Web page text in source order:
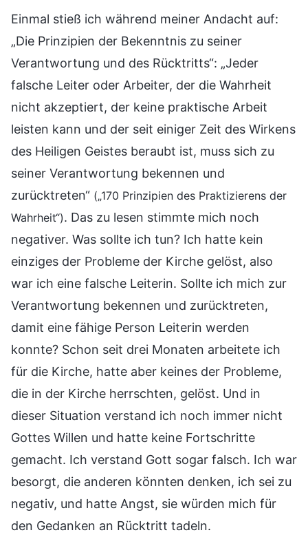
Einmal stieß ich während meiner Andacht auf:
„Die Prinzipien der Bekenntnis zu seiner
Verantwortung und des Rücktritts“: „Jeder
falsche Leiter oder Arbeiter, der die Wahrheit
nicht akzeptiert, der keine praktische Arbeit
leisten kann und der seit einiger Zeit des Wirkens
des Heiligen Geistes beraubt ist, muss sich zu
seiner Verantwortung bekennen und
zurücktreten“ („170 Prinzipien des Praktizierens der
Wahrheit“). Das zu lesen stimmte mich noch
negativer. Was sollte ich tun? Ich hatte kein
einziges der Probleme der Kirche gelöst, also
war ich eine falsche Leiterin. Sollte ich mich zur
Verantwortung bekennen und zurücktreten,
damit eine fähige Person Leiterin werden
konnte? Schon seit drei Monaten arbeitete ich
für die Kirche, hatte aber keines der Probleme,
die in der Kirche herrschten, gelöst. Und in
dieser Situation verstand ich noch immer nicht
Gottes Willen und hatte keine Fortschritte
gemacht. Ich verstand Gott sogar falsch. Ich war
besorgt, die anderen könnten denken, ich sei zu
negativ, und hatte Angst, sie würden mich für
den Gedanken an Rücktritt tadeln.